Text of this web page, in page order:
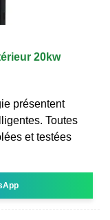
20kw
présentent
Toutes
et testées